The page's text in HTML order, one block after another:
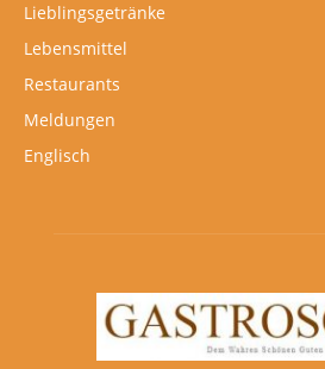
Lieblingsgetränke
Lebensmittel
Restaurants
Meldungen
Englisch